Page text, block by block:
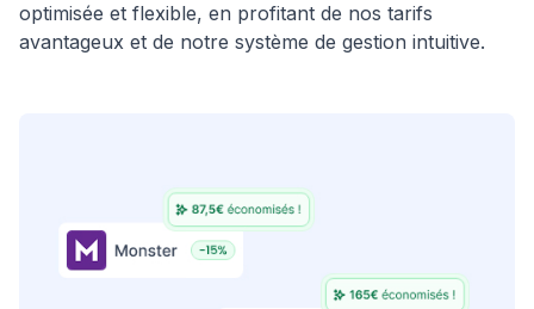
optimisée et flexible, en profitant de nos tarifs
avantageux et de notre système de gestion intuitive.